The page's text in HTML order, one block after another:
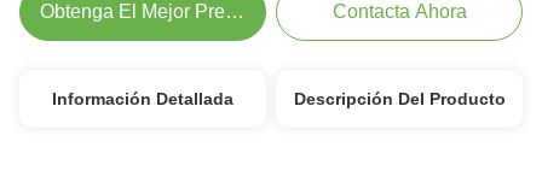
Obtenga El Mejor Precio Contacta Ahora
Información Detallada Descripción Del Producto